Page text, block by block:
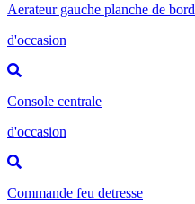
Aerateur gauche planche de bord
d'occasion
Console centrale
d'occasion
Commande feu detresse